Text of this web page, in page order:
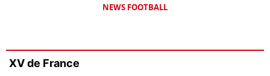
NEWS FOOTBALL
XV de France